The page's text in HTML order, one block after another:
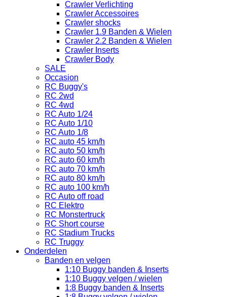
Crawler Verlichting
Crawler Accessoires
Crawler shocks
Crawler 1.9 Banden & Wielen
Crawler 2.2 Banden & Wielen
Crawler Inserts
Crawler Body
SALE
Occasion
RC Buggy's
RC 2wd
RC 4wd
RC Auto 1/24
RC Auto 1/10
RC Auto 1/8
RC auto 45 km/h
RC auto 50 km/h
RC auto 60 km/h
RC auto 70 km/h
RC auto 80 km/h
RC auto 100 km/h
RC Auto off road
RC Elektro
RC Monstertruck
RC Short course
RC Stadium Trucks
RC Truggy
Onderdelen
Banden en velgen
1:10 Buggy banden & Inserts
1:10 Buggy velgen / wielen
1:8 Buggy banden & Inserts